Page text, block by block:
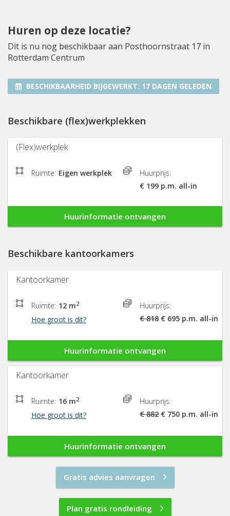
Huren op deze locatie?
Dit is nu nog beschikbaar aan Posthoornstraat 17 in
Rotterdam Centrum
BESCHIKBAARHEID BIJGEWERKT: 17 DAGEN GELEDEN
Beschikbare (flex)werkplekken
(Flex)werkplek
Ruimte: Eigen werkplek
Huurprijs:
€ 199 p.m. all-in
Huurinformatie ontvangen
Beschikbare kantoorkamers
Kantoorkamer
Ruimte: 12 m2
Hoe groot is dit?
Huurprijs:
€ 818 € 695 p.m. all-in
Huurinformatie ontvangen
Kantoorkamer
Ruimte: 16 m2
Hoe groot is dit?
Huurprijs:
€ 882 € 750 p.m. all-in
Huurinformatie ontvangen
Gratis advies aanvragen
Plan gratis rondleiding